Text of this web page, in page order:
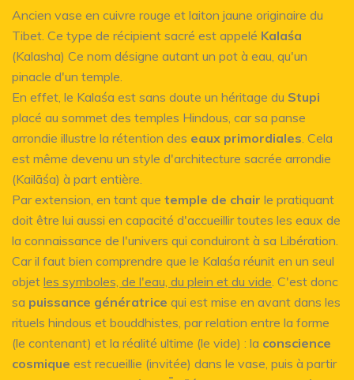
Ancien vase en cuivre rouge et laiton jaune originaire du
Tibet. Ce type de récipient sacré est appelé Kalaśa
(Kalasha) Ce nom désigne autant un pot à eau, qu'un
pinacle d'un temple.
En effet, le Kalaśa est sans doute un héritage du Stupi
placé au sommet des temples Hindous, car sa panse
arrondie illustre la rétention des eaux primordiales . Cela
est même devenu un style d'architecture sacrée arrondie
(Kailāśa) à part entière.
Par extension, en tant que temple de chair le pratiquant
doit être lui aussi en capacité d'accueillir toutes les eaux de
la connaissance de l'univers qui conduiront à sa Libération.
Car il faut bien comprendre que le Kalaśa réunit en un seul
objet les symboles, de l'eau, du plein et du vide . C'est donc
sa puissance génératrice qui est mise en avant dans les
rituels hindous et bouddhistes, par relation entre la forme
(le contenant) et la réalité ultime (le vide) : la conscience
cosmique est recueillie (invitée) dans le vase, puis à partir